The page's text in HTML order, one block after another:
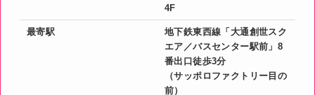
4F
最寄駅
地下鉄東西線「大通創世スク
エア／バスセンター駅前」8
番出口徒歩3分
（サッポロファクトリー目の
前）